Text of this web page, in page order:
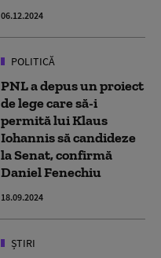
06.12.2024
POLITICĂ
PNL a depus un proiect
de lege care să-i
permită lui Klaus
Iohannis să candideze
la Senat, confirmă
Daniel Fenechiu
18.09.2024
ȘTIRI